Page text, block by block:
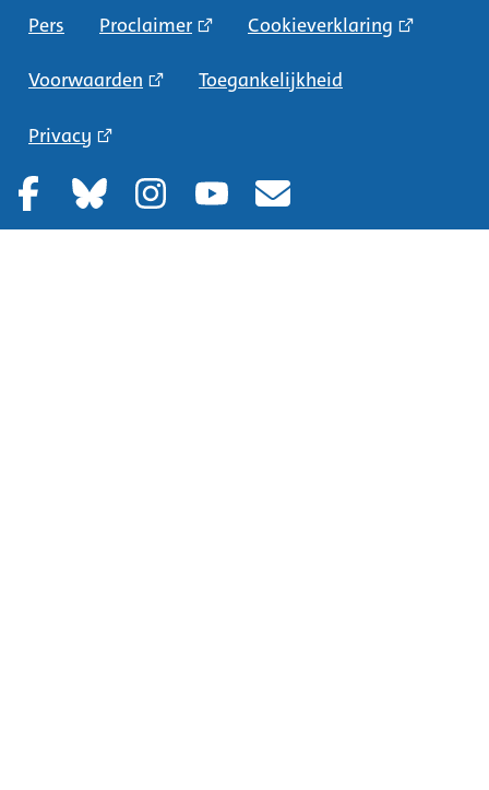
Pers Proclaimer Cookieverklaring
Voorwaarden Toegankelijkheid
Privacy